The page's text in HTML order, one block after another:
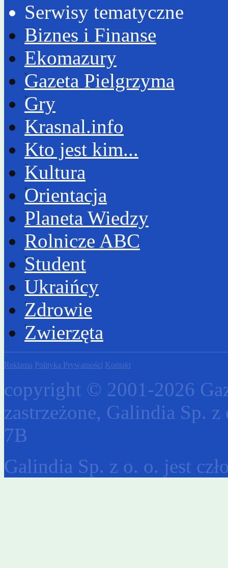
Serwisy tematyczne
Biznes i Finanse
Ekomazury
Gazeta Pielgrzyma
Gry
Krasnal.info
Kto jest kim...
Kultura
Orientacja
Planeta Wiedzy
Rolnicze ABC
Student
Ukraińcy
Zdrowie
Zwierzęta
Reklama Polityka Prywatności Kontakt
copyright © 2001-2026
zastrzeżone, Galindia Sp.
7B
Galindia Sp. z o. o. jest